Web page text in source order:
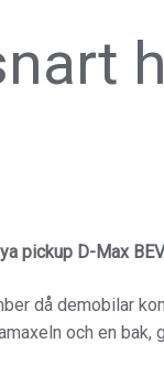
pickup D-Max
då demobilar
och en